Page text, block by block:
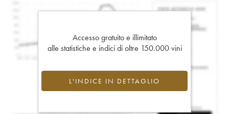
Accesso gratuito e illimitato
alle statistiche e indici di oltre 150.000 vini
L'INDICE IN DETTAGLIO